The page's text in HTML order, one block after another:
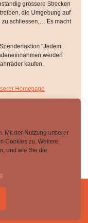
Mit der Nutzung unserer
Cookies zu. Weitere
und wie Sie die
grössere Strecken
die Umgebung auf
zu schliessen,… Es macht
"Jedem
werden
kaufen.
Homepage